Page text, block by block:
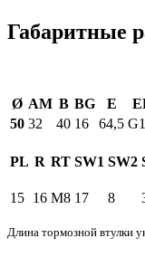
Габаритные
Ø AM B BG E
50 32 40 16 64,5
PL R RT SW1 SW2
15 16 M8 17 8
Длина тормозной втулки